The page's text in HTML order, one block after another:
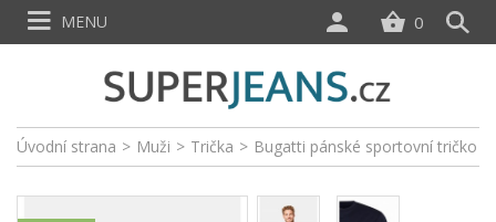
Úvodní strana > Muži > Trička > Bugatti pánské sportovní tričko
0
MENU